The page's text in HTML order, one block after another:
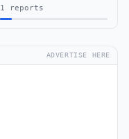
1 reports
ADVERTISE HERE